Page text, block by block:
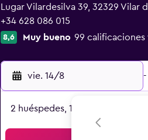
Lugar Vilardesilva 39, 32329 Vilar
+34 628 086 015
8,6 Muy bueno 99 calificaciones
vie. 14/8 -
2 huéspedes, 1 habitación